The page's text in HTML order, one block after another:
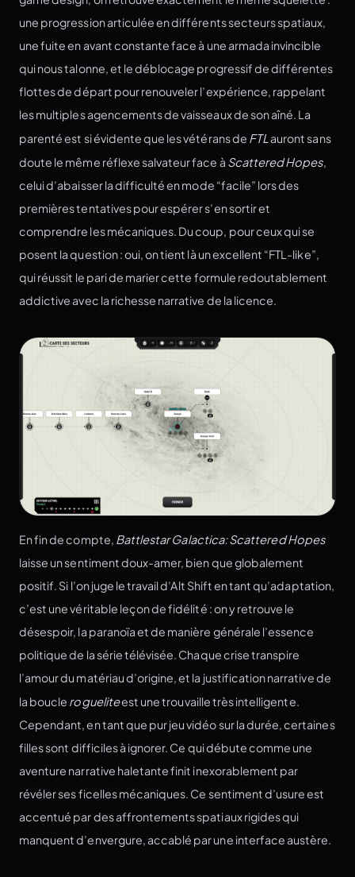
une progression articulée en différents secteurs spatiaux,
une fuite en avant constante face à une armada invincible
qui nous talonne, et le déblocage progressif de différentes
flottes de départ pour renouveler l’expérience, rappelant
les multiples agencements de vaisseaux de son aîné. La
parenté est si évidente que les vétérans de FTL auront sans
doute le même réflexe salvateur face à Scattered Hopes,
celui d’abaisser la difficulté en mode “facile” lors des
premières tentatives pour espérer s’en sortir et
comprendre les mécaniques. Du coup, pour ceux qui se
posent la question : oui, on tient là un excellent “FTL-like”,
qui réussit le pari de marier cette formule redoutablement
addictive avec la richesse narrative de la licence.
En fin de compte, Battlestar Galactica: Scattered Hopes
laisse un sentiment doux-amer, bien que globalement
positif. Si l’on juge le travail d’Alt Shift en tant qu’adaptation,
c’est une véritable leçon de fidélité : on y retrouve le
désespoir, la paranoïa et de manière générale l’essence
politique de la série télévisée. Chaque crise transpire
l’amour du matériau d’origine, et la justification narrative de
la boucle rogueliteest une trouvaille très intelligente.
Cependant, en tant que pur jeu vidéo sur la durée, certaines
filles sont difficiles à ignorer. Ce qui débute comme une
aventure narrative haletante finit inexorablement par
révéler ses ficelles mécaniques. Ce sentiment d’usure est
accentué par des affrontements spatiaux rigides qui
manquent d’envergure, accablé par une interface austère.